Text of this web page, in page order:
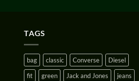
TAGS
bag classic Converse
Diesel
fit
green Jack and Jones
jeans